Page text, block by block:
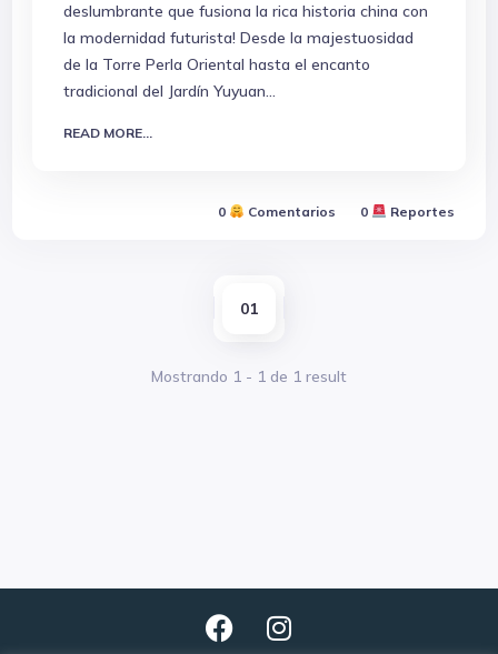
deslumbrante que fusiona la rica historia china con
la modernidad futurista! Desde la majestuosidad
de la Torre Perla Oriental hasta el encanto
tradicional del Jardín Yuyuan...
READ MORE...
0 Comentarios 0 Reportes
01
Mostrando 1 - 1 de 1 result